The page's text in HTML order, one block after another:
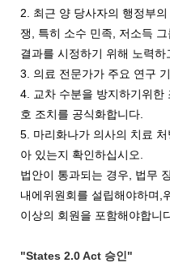
2. 최근 양 당사자의 행정부
쟁, 특히 소수 민족, 저소득
결과를 시정하기 위해 노력하
3. 의료 전문가가 주요 연구
4. 교차 수분을 방지하기위한
호 조치를 공식화합니다.
5. 마리화나가 의사의 치료
아 있는지 확인하십시오.
법안이 통과되는 경우, 법무
내에위원회를 설립해야하며,
이상의 회원을 포함해야합니
"States 2.0 Act 승인"